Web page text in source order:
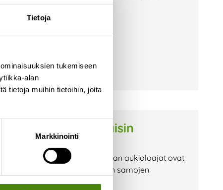
Tietoja
tukemiseen
alan
tietoja muihin tietoihin, joita
Markkinointi
lauantaisin
myös lauantaisin. Lajittelupihan aukioloajat ovat
Vaihtorille pääsee asioimaan samojen
asema on lauantaisin